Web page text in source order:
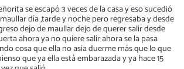
0 0
se escapó 3 veces de la casa y eso sucedió
día ,tarde y noche pero regresaba y desde
dejo de maullar dejo de querer salir desde
ahora ya no quiere salir ahora se la pasa
cosa que ella no asia duerme más que lo que
que ya ella está embarazada y ya hace 15